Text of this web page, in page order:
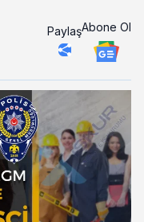
PaylaşAbone Ol